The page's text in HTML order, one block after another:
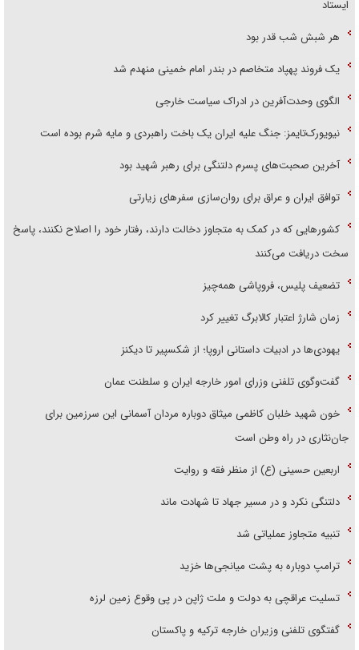
ایستاد
هر شبش شب قدر بود
یک فروند پهپاد متخاصم در بندر امام خمینی منهدم شد
الگوی وحدت‌آفرین در ادراک سیاست خارجی
نیویورک‌تایمز: جنگ علیه ایران یک باخت راهبردی و مایه شرم بوده است
آخرین صحبت‌های پسرم دلتنگی برای رهبر شهید بود
توافق ایران و عراق برای روان‌سازی سفر‌های زیارتی
کشور‌هایی که در کمک به متجاوز دخالت دارند، رفتار خود را اصلاح نکنند، پاسخ
سخت دریافت می‌کنند
تضعیف پلیس، فروپاشی همه‌چیز
زمان شارژ اعتبار کالابرگ تغییر کرد
یهودی‌ها در ادبیات داستانی اروپا؛ از شکسپیر تا دیکنز
گفت‌وگوی تلفنی وزرای امور خارجه ایران و سلطنت عمان
خون شهید خلبان کاظمی میثاق دوباره مردان آسمانی این سرزمین برای
جان‌نثاری در راه وطن است
اربعین حسینی (ع) از منظر فقه و روایت
دلتنگی نکرد و در مسیر جهاد تا شهادت ماند
تنبیه متجاوز عملیاتی شد
ترامپ دوباره به پشت میانجی‌ها خزید
تسلیت عراقچی به دولت و ملت ژاپن در پی وقوع زمین لرزه
گفتگوی تلفنی وزیران خارجه ترکیه و پاکستان